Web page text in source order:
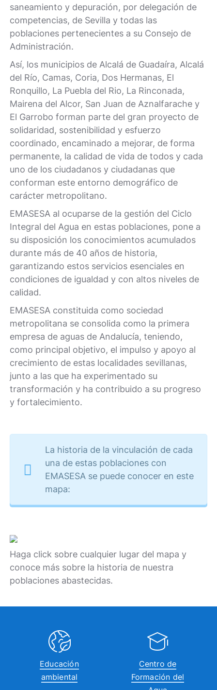
saneamiento y depuración, por delegación de
competencias, de Sevilla y todas las
poblaciones pertenecientes a su Consejo de
Administración.
Así, los municipios de Alcalá de Guadaíra, Alcalá
del Río, Camas, Coria, Dos Hermanas, El
Ronquillo, La Puebla del Rio, La Rinconada,
Mairena del Alcor, San Juan de Aznalfarache y
El Garrobo forman parte del gran proyecto de
solidaridad, sostenibilidad y esfuerzo
coordinado, encaminado a mejorar, de forma
permanente, la calidad de vida de todos y cada
uno de los ciudadanos y ciudadanas que
conforman este entorno demográfico de
carácter metropolitano.
EMASESA al ocuparse de la gestión del Ciclo
Integral del Agua en estas poblaciones, pone a
su disposición los conocimientos acumulados
durante más de 40 años de historia,
garantizando estos servicios esenciales en
condiciones de igualdad y con altos niveles de
calidad.
EMASESA constituida como sociedad
metropolitana se consolida como la primera
empresa de aguas de Andalucía, teniendo,
como principal objetivo, el impulso y apoyo al
crecimiento de estas localidades sevillanas,
junto a las que ha experimentado su
transformación y ha contribuido a su progreso
y fortalecimiento.
La historia de la vinculación de cada
una de estas poblaciones con
EMASESA se puede conocer en este
mapa:
Haga click sobre cualquier lugar del mapa y
conoce más sobre la historia de nuestra
poblaciones abastecidas.
Educación
ambiental
Centro de
Formación del